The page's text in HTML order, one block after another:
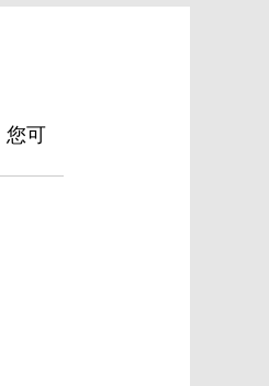
您可